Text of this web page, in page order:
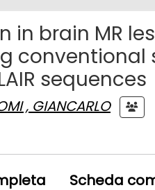
in brain MR
sequences
, GIANCARLO
Scheda